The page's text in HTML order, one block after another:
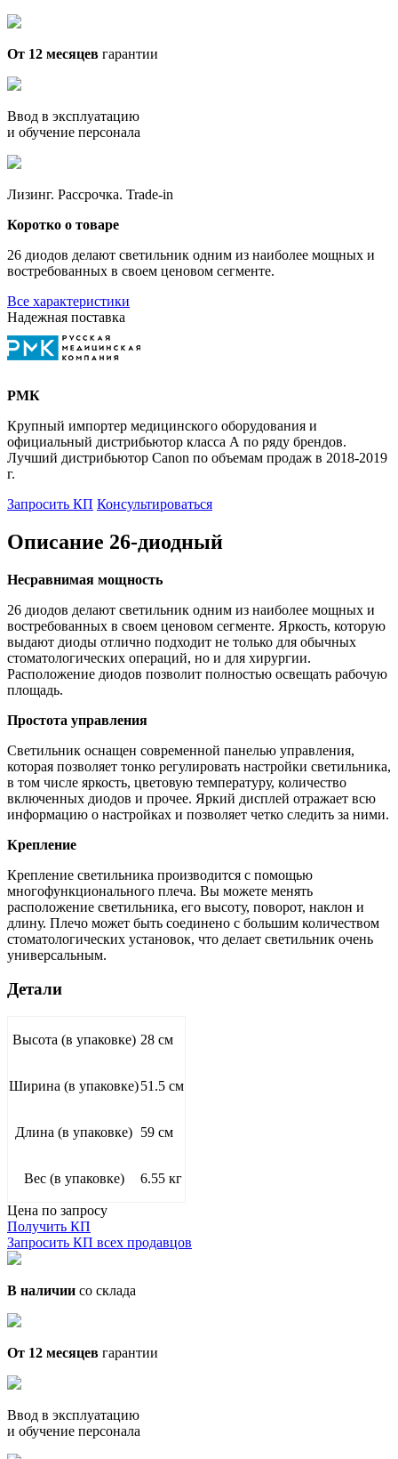
От 12 месяцев гарантии
Ввод в эксплуатацию
и обучение персонала
Лизинг. Рассрочка. Trade-in
Коротко о товаре
26 диодов делают светильник одним из наиболее мощных и
востребованных в своем ценовом сегменте.
Все характеристики
Надежная поставка
РМК
Крупный импортер медицинского оборудования и
официальный дистрибьютор класса А по ряду брендов.
Лучший дистрибьютор Canon по объемам продаж в 2018-2019
г.
Запросить КП Консультироваться
Описание 26-диодный
Несравнимая мощность
26 диодов делают светильник одним из наиболее мощных и
востребованных в своем ценовом сегменте. Яркость, которую
выдают диоды отлично подходит не только для обычных
стоматологических операций, но и для хирургии.
Расположение диодов позволит полностью освещать рабочую
площадь.
Простота управления
Светильник оснащен современной панелью управления,
которая позволяет тонко регулировать настройки светильника,
в том числе яркость, цветовую температуру, количество
включенных диодов и прочее. Яркий дисплей отражает всю
информацию о настройках и позволяет четко следить за ними.
Крепление
Крепление светильника производится с помощью
многофункционального плеча. Вы можете менять
расположение светильника, его высоту, поворот, наклон и
длину. Плечо может быть соединено с большим количеством
стоматологических установок, что делает светильник очень
универсальным.
Детали
Высота (в упаковке) 28 см
Ширина (в упаковке)51.5 см
Длина (в упаковке) 59 см
Вес (в упаковке) 6.55 кг
Цена по запросу
Получить КП
Запросить КП всех продавцов
В наличии со склада
От 12 месяцев гарантии
Ввод в эксплуатацию
и обучение персонала